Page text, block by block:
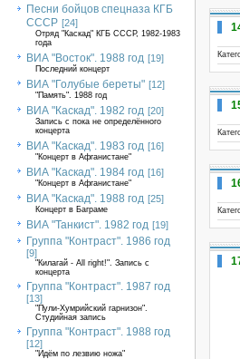
Песни бойцов спецназа КГБ
СССР [24]
Отряд "Каскад" КГБ СССР, 1982-1983
года
ВИА "Восток". 1988 год [19]
Последний концерт
ВИА "Голубые береты" [12]
"Память". 1988 год
ВИА "Каскад". 1982 год [20]
Запись с пока не определённого
концерта
ВИА "Каскад". 1983 год [16]
"Концерт в Афганистане"
ВИА "Каскад". 1984 год [16]
"Концерт в Афганистане"
ВИА "Каскад". 1988 год [25]
Концерт в Баграме
ВИА "Танкист". 1982 год [19]
Группа "Контраст". 1986 год
[9]
"Килагай - All right!". Запись с
концерта
Группа "Контраст". 1987 год
[13]
"Пули-Хумрийский гарнизон".
Студийная запись
Группа "Контраст". 1988 год
[12]
"Идём по лезвию ножа"